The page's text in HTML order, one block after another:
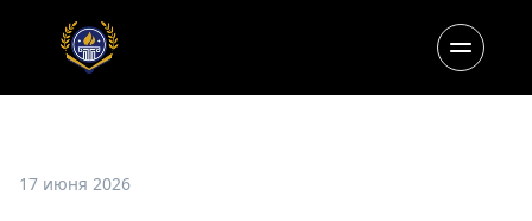
17 июня 2026